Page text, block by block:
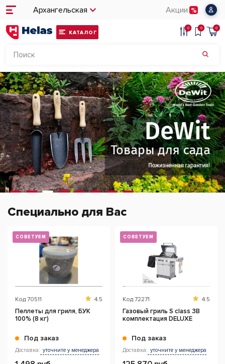
Архангельская Акции
КАТАЛОГ
0 0 0
Специально для Вас
СОВЕТУЕМ
Код 70511 4.5
Пеллеты для гриля, БУК
100% (8 кг)
Под заказ
Доставка: уточните у менеджера
СОВЕТУЕМ
Код 72271 4.5
Газовый гриль S class 3B
комплектация DELUXE
Под заказ
Доставка: уточните у менеджера